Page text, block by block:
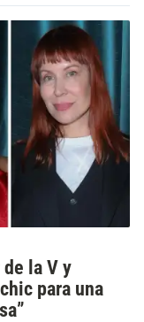
la V y
para una